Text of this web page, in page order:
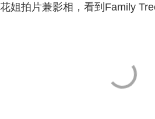
姐拍片兼影相，看到Family